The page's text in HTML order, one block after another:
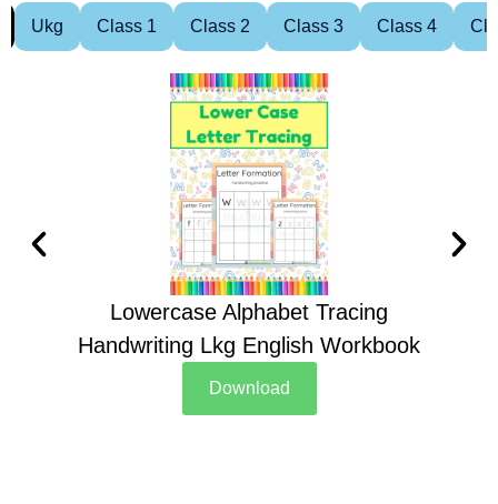
Ukg Class 1 Class 2 Class 3 Class 4
Lowercase Alphabet Tracing
Handwriting Lkg English Workbook
Download